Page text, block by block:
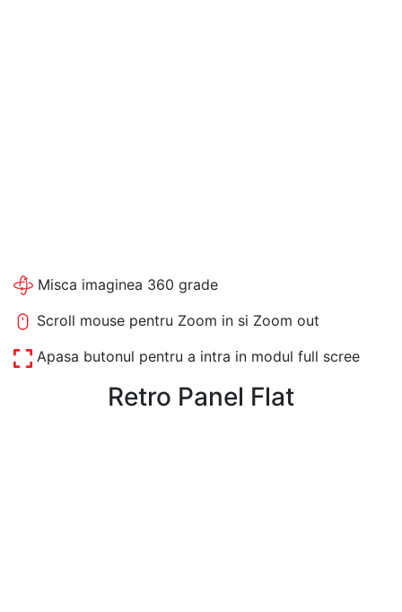
Misca imaginea 360 grade
Scroll mouse pentru Zoom in si Zoom out
Apasa butonul pentru a intra in modul full scree
Retro Panel Flat